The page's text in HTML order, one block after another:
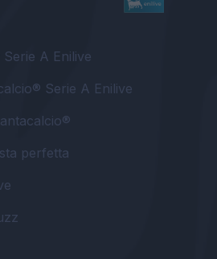
A Enilive
Serie A Enilive
perfetta